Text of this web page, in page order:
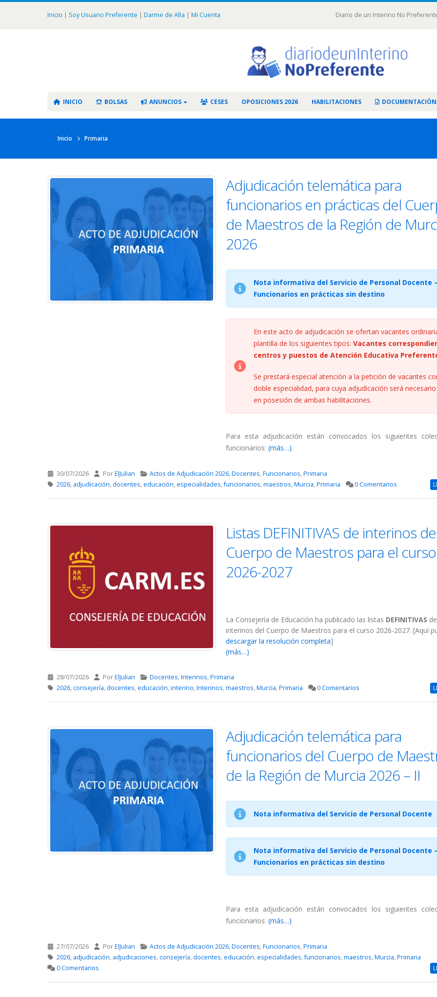
Inicio | Soy Usuario Preferente | Darme de Alta | Mi Cuenta Diario de un Interino No
INICIO BOLSAS ANUNCIOS CESES OPOSICIONES 2026 HABILITACIONES DOCUMENTACIÓN
Inicio Primaria
Adjudicación telemática para
funcionarios en prácticas del
de Maestros de la Región de
2026
Nota informativa del Servicio de Personal Docente –
Funcionarios en prácticas sin destino
En este acto de adjudicación se ofertan vacantes
plantilla de los siguientes tipos: Vacantes
centros y puestos de Atención Educativa
Se prestará especial atención a la petición de vacantes
doble especialidad, para cuya adjudicación será
en posesión de ambas habilitaciones.
Para esta adjudicación están convocados los siguientes
funcionarios: (más…)
30/07/2026 PorElJulian Actos de Adjudicación 2026,Docentes,Funcionarios,Primaria
2026, adjudicación,docentes,educación,especialidades,funcionarios,maestros,Murcia,Primaria 0 Comentarios
Listas DEFINITIVAS de interinos
Cuerpo de Maestros para el curso
2026-2027
La Consejería de Educación ha publicado las listas DEFINITIVAS de
interinos del Cuerpo de Maestros para el curso 2026-2027. [Aquí
descargar la resolución completa]
(más…)
28/07/2026 PorElJulian Docentes,Interinos,Primaria
2026,consejería,docentes,educación,interino,Interinos,maestros,Murcia,Primaria 0 Comentarios
Adjudicación telemática para
funcionarios del Cuerpo de
de la Región de Murcia 2026 – II
Nota informativa del Servicio de Personal Docente
Nota informativa del Servicio de Personal Docente –
Funcionarios en prácticas sin destino
Para esta adjudicación están convocados los siguientes
funcionarios: (más…)
27/07/2026 PorElJulian Actos de Adjudicación 2026,Docentes,Funcionarios,Primaria
2026, adjudicación, adjudicaciones,consejería,docentes,educación,especialidades,funcionarios,maestros,Murcia,Primaria
0 Comentarios